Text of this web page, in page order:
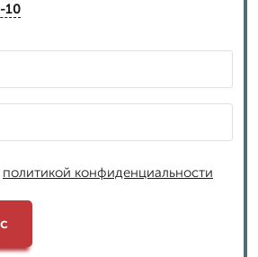
10
политикой конфиденциальности